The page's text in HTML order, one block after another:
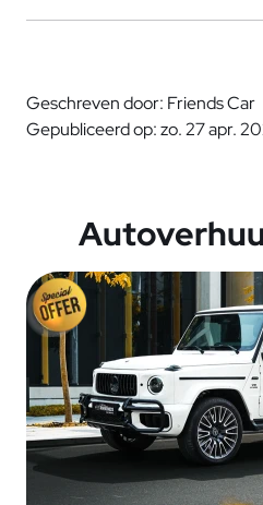
Geschreven door: Friends Car
Gepubliceerd op: zo. 27 apr.